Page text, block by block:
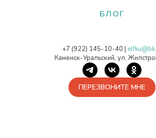
БЛОГ
+7 (922) 145-10-40 |
Каменск-Уральский, ул.
ПЕРЕЗВОНИТЕ МНЕ